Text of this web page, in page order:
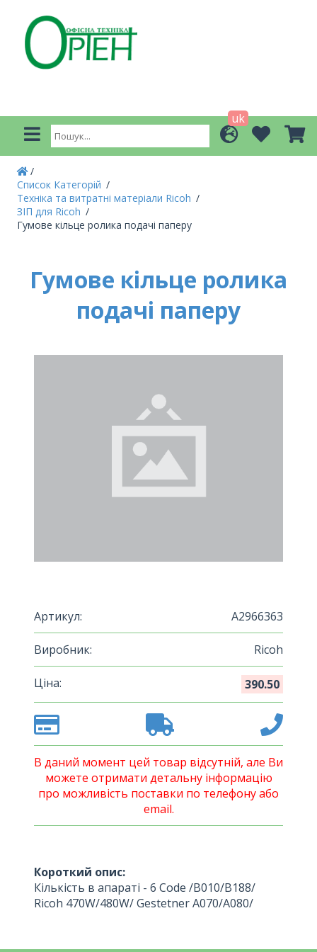
uk
Список Категорій
Техніка та витратні матеріали Ricoh
ЗІП для Ricoh
Гумове кільце ролика подачі паперу
Гумове кільце ролика
подачі паперу
Артикул: A2966363
Виробник: Ricoh
Ціна: 390.50
В даний момент цей товар відсутній, але Ви
можете отримати детальну інформацію
про можливість поставки по телефону або
email.
Короткий опис:
Кількість в апараті - 6 Code /B010/B188/
Ricoh 470W/480W/ Gestetner A070/A080/